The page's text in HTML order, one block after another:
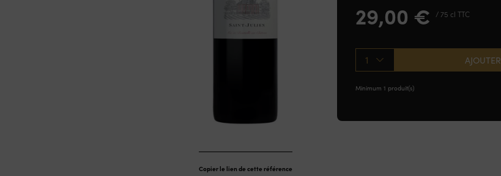
Copier le lien de cette référence
29,00 € / 75 cl TTC
1 AJOUTER
Minimum 1 produit(s)